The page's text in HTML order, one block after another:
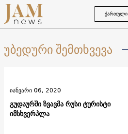
ᲥᲐᲠᲗᲣᲚᲘ
უბედური შემთხვევა
გუდაურში ზვავმა რუსი ტურისტი
იმსხვერპლა
იანვარი 06, 2020